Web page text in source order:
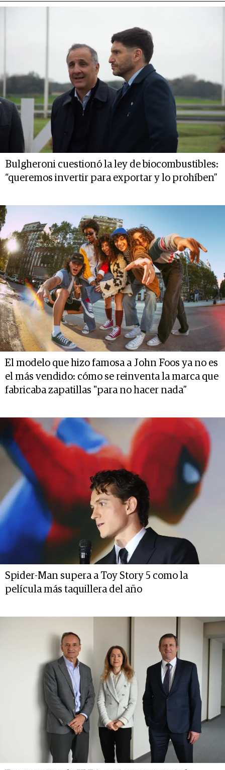
Bulgheroni cuestionó la ley de biocombustibles:
“queremos invertir para exportar y lo prohíben”
El modelo que hizo famosa a John Foos ya no es
el más vendido: cómo se reinventa la marca que
fabricaba zapatillas "para no hacer nada”
Spider-Man supera a Toy Story 5 como la
película más taquillera del año